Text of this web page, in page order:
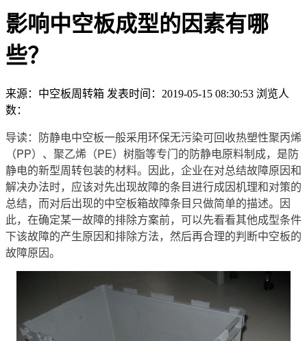
影响中空板成型的因素有哪
些？
来源：中空板周转箱 发表时间：2019-05-15 08:30:53 浏览人
数：
导读：防静电中空板一般采用环保无污染可回收热塑性聚丙烯
（PP）、聚乙烯（PE）树脂等专门的防静电原料制成，是防
静电的新型周转包装的材料。因此，企业在对总结故障原因和
解决办法时，应该对先出现故障的条目进行成因机理和对策的
总结，而对后出现的中空板箱故障条目只做简单的描述。因
此，在确定某一故障的排除方案前，可以先看看其他成型条件
下该故障的产生原因和排除方法，然后再合理的判断中空板的
故障原因。